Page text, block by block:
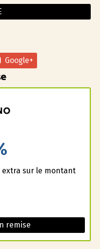
Google+
extra sur le montant
remise